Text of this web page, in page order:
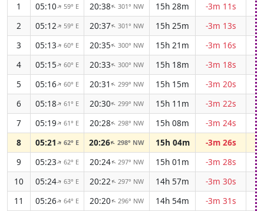
1
05:10↑59° E 20:38↑301° NW 15h 28m -3m 11s
2
05:12↑59° E 20:37↑301° NW 15h 25m -3m 13s
3
05:13↑60° E 20:35↑300° NW 15h 21m -3m 16s
4
05:15↑60° E 20:33↑300° NW 15h 18m -3m 18s
5
05:16↑60° E 20:31 ↑299° NW 15h 15m -3m 20s
6
05:18↑61° E 20:30↑299° NW 15h 11m -3m 22s
7
05:19↑61° E 20:28↑298° NW 15h 08m -3m 24s
8
05:21 ↑62° E 20:26↑298° NW 15h 04m -3m 26s
9
05:23↑62° E 20:24↑297° NW 15h 01m -3m 28s
10
05:24↑63° E 20:22↑297° NW 14h 57m -3m 30s
11
05:26↑64° E 20:20↑296° NW 14h 54m -3m 31s